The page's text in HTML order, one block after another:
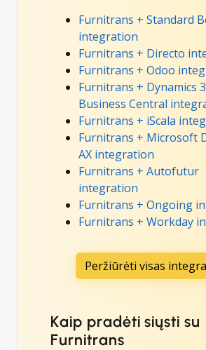
Furnitrans + Standard
integration
Furnitrans + Directo
Furnitrans + Odoo
Furnitrans + Dynamics
Business Central
Furnitrans + iScala
Furnitrans + Microsoft
AX integration
Furnitrans + Autofutur
integration
Furnitrans + Ongoing
Furnitrans + Workday
Peržiūrėti visas
Kaip pradėti siųsti su
Furnitrans